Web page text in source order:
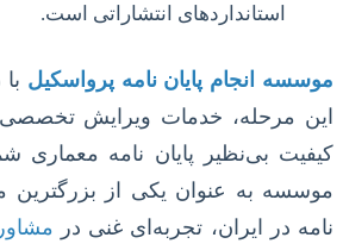
استانداردهای انتشاراتی است.
موسسه انجام پایان نامه پرواسکیل
این مرحله، خدمات ویرایش تخصصی
کیفیت بی‌نظیر پایان نامه معماری
موسسه به عنوان یکی از بزرگترین
نامه در ایران، تجربه‌ای غنی در